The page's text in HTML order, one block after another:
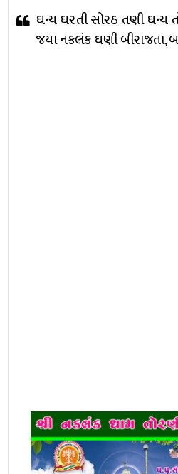
ઘન્‍ય ઘરતી સોરઠ તણી ઘન્‍ય
જયા નકલંક ઘણી બીરાજતા,